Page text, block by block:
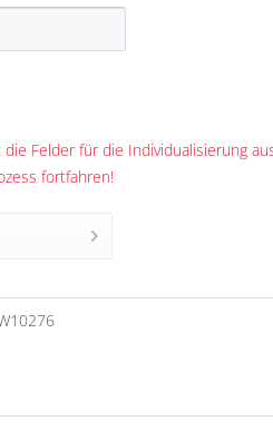
Felder für die Individualisierung
fortfahren!